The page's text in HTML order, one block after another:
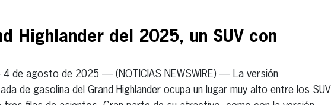
Highlander del 2025, un SUV con
4 de agosto de 2025 — (NOTICIAS NEWSWIRE) — La versión
de gasolina del Grand Highlander ocupa un lugar muy alto entre los SUV